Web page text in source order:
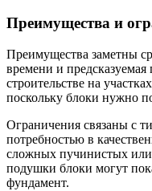
Преимущества и
Преимущества заметны
времени и
строительстве на
поскольку блоки нужно
Ограничения связаны с
потребностью в
сложных пучинистых или
подушки блоки могут
фундамент.